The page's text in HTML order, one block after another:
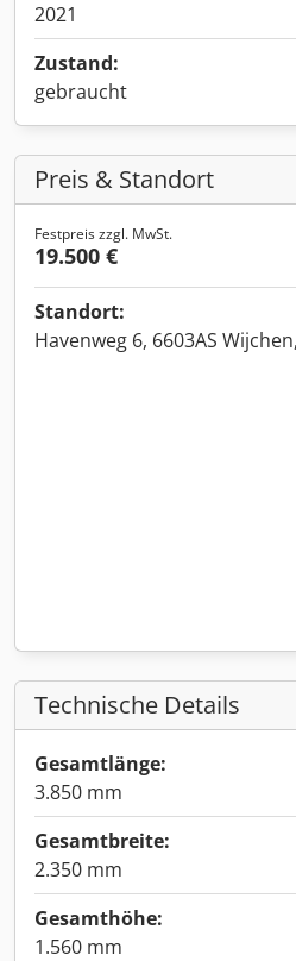
2021
Zustand:
gebraucht
Preis & Standort
Festpreis zzgl. MwSt.
19.500 €
Standort:
Havenweg 6, 6603AS
Technische Details
Gesamtlänge:
3.850 mm
Gesamtbreite:
2.350 mm
Gesamthöhe:
1.560 mm